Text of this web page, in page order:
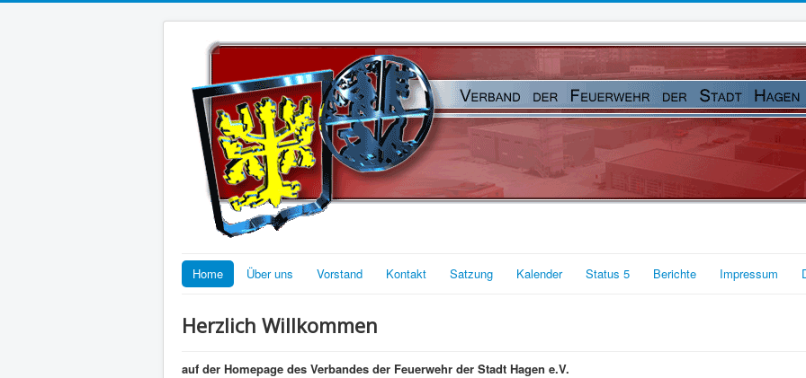
Home Über uns Vorstand Kontakt Satzung Kalender Status 5 Berichte Impressum
Herzlich Willkommen
auf der Homepage des Verbandes der Feuerwehr der Stadt Hagen e.V.